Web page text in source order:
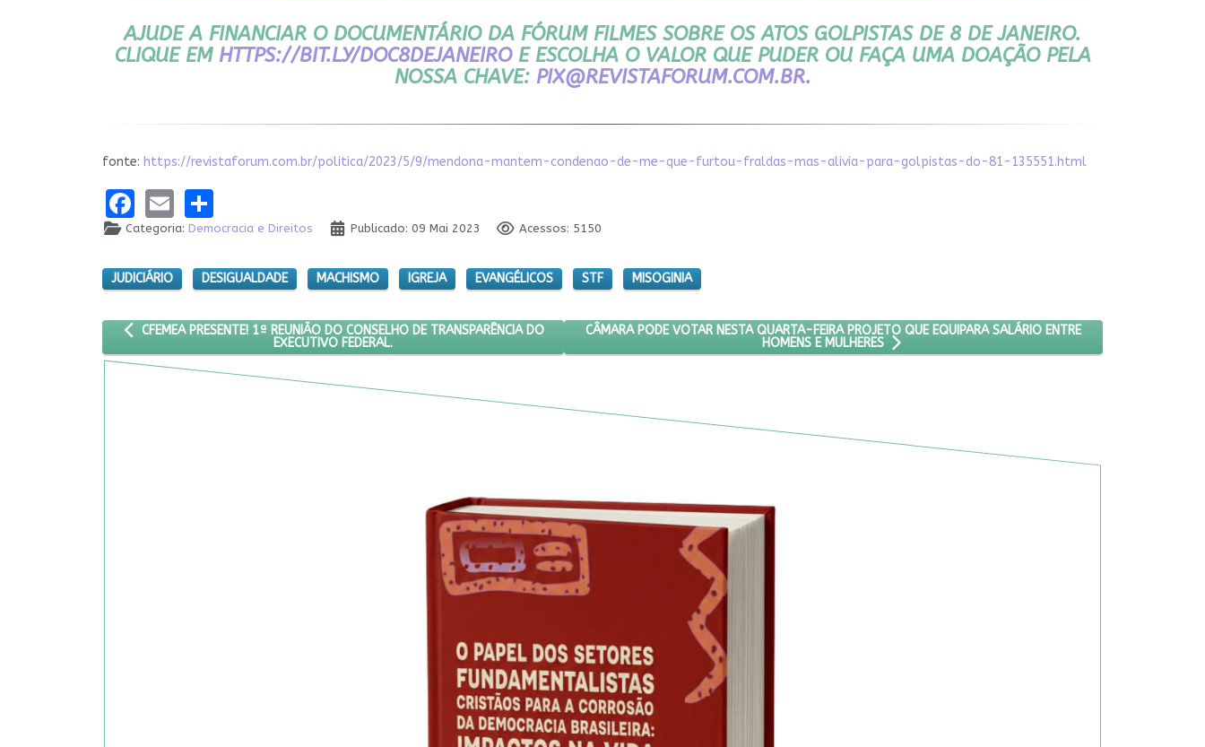
AJUDE A FINANCIAR O DOCUMENTÁRIO DA FÓRUM FILMES SOBRE OS ATOS GOLPISTAS DE 8 DE JANEIRO.
CLIQUE EM HTTPS://BIT.LY/DOC8DEJANEIROE ESCOLHA O VALOR QUE PUDER OU FAÇA UMA DOAÇÃO PELA
NOSSA CHAVE: PIX@REVISTAFORUM.COM.BR.
fonte: https://revistaforum.com.br/politica/2023/5/9/mendona-mantem-condenao-de-me-que-furtou-fraldas-mas-alivia-para-golpistas-do-81-135551.html
Facebook
Email
Categoria: Democracia e Direitos Publicado: 09 Mai 2023 Acessos: 5150
JUDICIÁRIO DESIGUALDADE MACHISMO IGREJA EVANGÉLICOS STF MISOGINIA
ARTIGO ANTERIOR: CFEMEA PRESENTE! 1ª REUNIÃO DO CONSELHO DE TRANSPARÊNCIA DO EXECUTIVO FEDERAL.
CFEMEA PRESENTE! 1ª REUNIÃO DO CONSELHO DE TRANSPARÊNCIA DO
EXECUTIVO FEDERAL.
PRÓXIMO ARTIGO: CÂMARA PODE VOTAR NESTA QUARTA-FEIRA PROJETO QUE EQUIPARA SALÁRIO ENTRE
CÂMARA PODE VOTAR NESTA QUARTA-FEIRA PROJETO QUE EQUIPARA SALÁRIO ENTRE
HOMENS E MULHERES